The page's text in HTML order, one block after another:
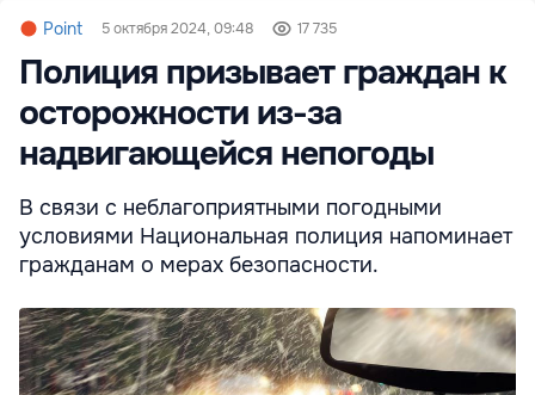
Point 5 октября 2024, 09:48 17 735
Полиция призывает граждан к
осторожности из-за
надвигающейся непогоды
В связи с неблагоприятными погодными
условиями Национальная полиция напоминает
гражданам о мерах безопасности.